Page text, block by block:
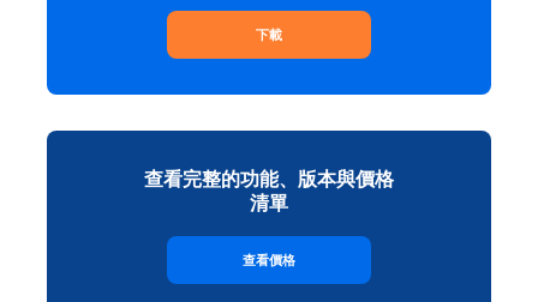
下載
查看完整的功能、版本與價格
清單
查看價格